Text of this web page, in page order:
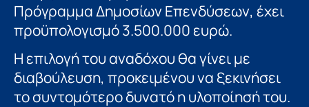
Πρόγραμμα Δημοσίων Επενδύσεων, έχει
προϋπολογισμό 3.500.000 ευρώ.
Η επιλογή του αναδόχου θα γίνει με
διαβούλευση, προκειμένου να ξεκινήσει
το συντομότερο δυνατό η υλοποίησή του.